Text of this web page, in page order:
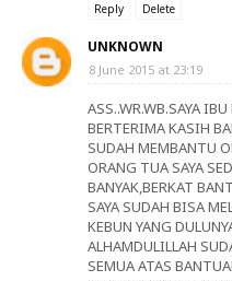
Reply Delete
UNKNOWN
8 June 2015 at 23:19
ASS..WR.WB.SAYA
BERTERIMA KASIH
SUDAH MEMBANTU
ORANG TUA SAYA
BANYAK,BERKAT
SAYA SUDAH BISA
KEBUN YANG
ALHAMDULILLAH
SEMUA ATAS